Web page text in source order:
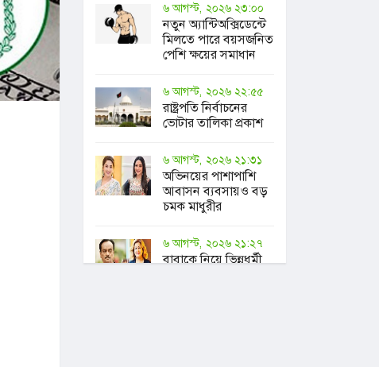
৬ আগস্ট, ২০২৬ ২৩:০০
নতুন অ্যান্টিঅক্সিডেন্টে
মিলতে পারে বয়সজনিত
পেশি ক্ষয়ের সমাধান
৬ আগস্ট, ২০২৬ ২২:৫৫
রাষ্ট্রপতি নির্বাচনের
ভোটার তালিকা প্রকাশ
৬ আগস্ট, ২০২৬ ২১:৩১
অভিনয়ের পাশাপাশি
আবাসন ব্যবসায়ও বড়
চমক মাধুরীর
৬ আগস্ট, ২০২৬ ২১:২৭
বাবাকে নিয়ে ভিন্নধর্মী